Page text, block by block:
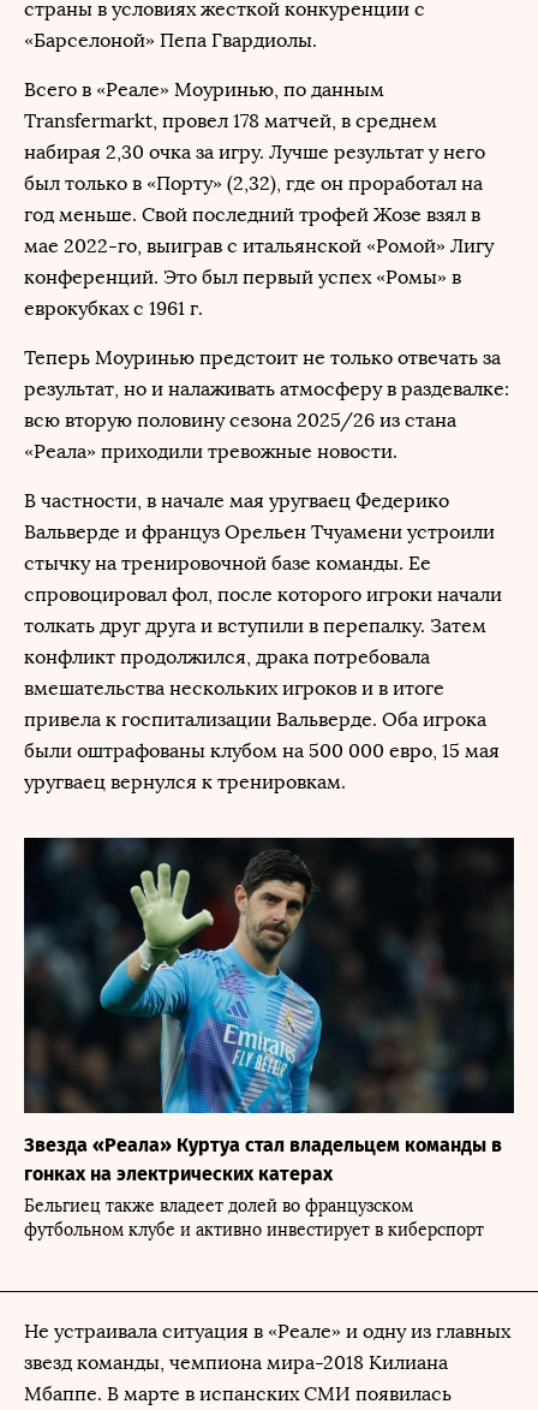
страны в условиях жесткой конкуренции с
«Барселоной» Пепа Гвардиолы.
Всего в «Реале» Моуринью, по данным
Transfermarkt, провел 178 матчей, в среднем
набирая 2,30 очка за игру. Лучше результат у него
был только в «Порту» (2,32), где он проработал на
год меньше. Свой последний трофей Жозе взял в
мае 2022-го, выиграв с итальянской «Ромой» Лигу
конференций. Это был первый успех «Ромы» в
еврокубках с 1961 г.
Теперь Моуринью предстоит не только отвечать за
результат, но и налаживать атмосферу в раздевалке:
всю вторую половину сезона 2025/26 из стана
«Реала» приходили тревожные новости.
В частности, в начале мая уругваец Федерико
Вальверде и француз Орельен Тчуамени устроили
стычку на тренировочной базе команды. Ее
спровоцировал фол, после которого игроки начали
толкать друг друга и вступили в перепалку. Затем
конфликт продолжился, драка потребовала
вмешательства нескольких игроков и в итоге
привела к госпитализации Вальверде. Оба игрока
были оштрафованы клубом на 500 000 евро, 15 мая
уругваец вернулся к тренировкам.
Звезда «Реала» Куртуа стал владельцем команды в
гонках на электрических катерах
Бельгиец также владеет долей во французском
футбольном клубе и активно инвестирует в киберспорт
Не устраивала ситуация в «Реале» и одну из главных
звезд команды, чемпиона мира-2018 Килиана
Мбаппе. В марте в испанских СМИ появилась